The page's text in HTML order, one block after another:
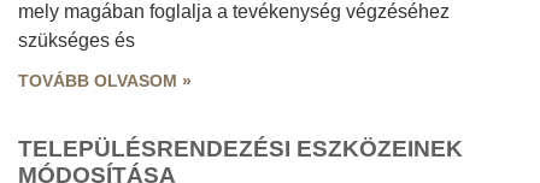
mely magában foglalja a tevékenység végzéséhez
szükséges és
TOVÁBB OLVASOM »
TELEPÜLÉSRENDEZÉSI ESZKÖZEINEK
MÓDOSÍTÁSA